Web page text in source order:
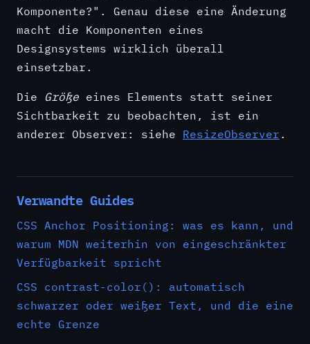
Komponente?". Genau diese eine Änderung
macht die Komponenten eines
Designsystems wirklich überall
einsetzbar.
Die Größe eines Elements statt seiner
Sichtbarkeit zu beobachten, ist ein
anderer Observer: siehe ResizeObserver.
Verwandte Guides
CSS Anchor Positioning: was es kann, und
warum MDN weiterhin von eingeschränkter
Verfügbarkeit spricht
CSS contrast-color(): automatisch
schwarzer oder weißer Text, und die eine
echte Grenze